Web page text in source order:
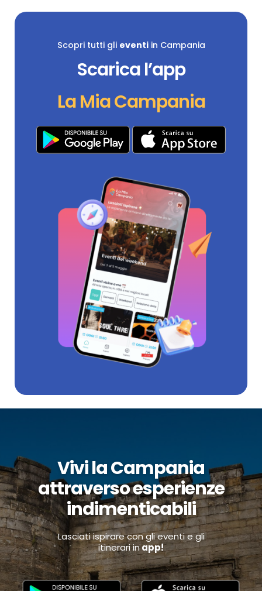
Scopri tutti gli eventiin Campania
Scarica l’app
La Mia Campania
Vivi la Campania
attraverso esperienze
indimenticabili
Lasciati ispirare con gli eventi e gli
itinerari inapp!